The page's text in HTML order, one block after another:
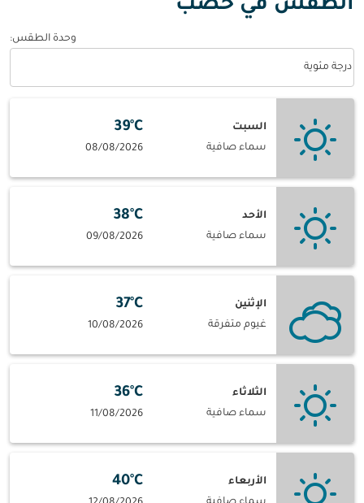
الطقس في خصب
وحدة الطقس:
درجة مئوية
السبت
سماء صافية
39°C
08/08/2026
الأحد
سماء صافية
38°C
09/08/2026
الإثنين
غيوم متفرقة
37°C
10/08/2026
الثلاثاء
سماء صافية
36°C
11/08/2026
الأربعاء
40°C